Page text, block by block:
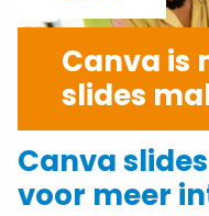
Canva is
slides
Canva
voor meer